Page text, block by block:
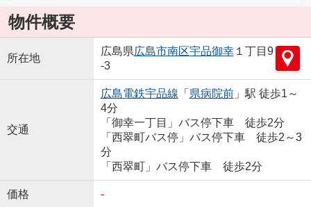
物件概要
所在地
広島県広島市南区宇品御幸１丁目9
-3
交通
広島電鉄宇品線 「 県病院前」駅 徒歩1～
4分
「御幸一丁目」バス停下車 徒歩2分
「西翠町バス停」バス停下車 徒歩2～3
分
「西翠町」バス停下車 徒歩2分
価格 -